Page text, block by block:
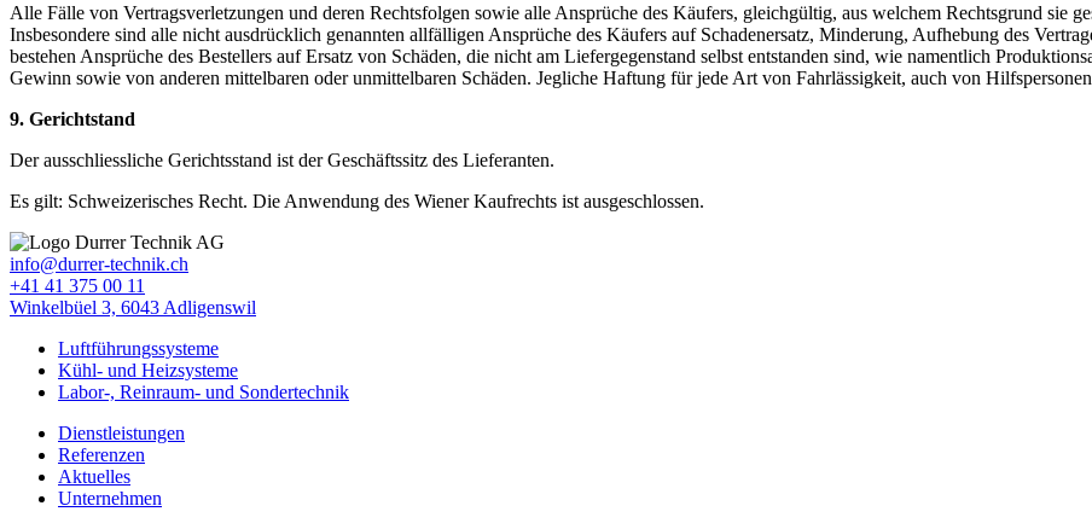
Alle Fälle von Vertragsverletzungen und deren Rechtsfolgen sowie alle Ansprüche des Käufers, gleichgültig, aus welchem Rechtsgrund sie
Insbesondere sind alle nicht ausdrücklich genannten allfälligen Ansprüche des Käufers auf Schadenersatz, Minderung, Aufhebung des
bestehen Ansprüche des Bestellers auf Ersatz von Schäden, die nicht am Liefergegenstand selbst entstanden sind, wie namentlich
Gewinn sowie von anderen mittelbaren oder unmittelbaren Schäden. Jegliche Haftung für jede Art von Fahrlässigkeit, auch von
9. Gerichtstand
Der ausschliessliche Gerichtsstand ist der Geschäftssitz des Lieferanten.
Es gilt: Schweizerisches Recht. Die Anwendung des Wiener Kaufrechts ist ausgeschlossen.
info@durrer-technik.ch
+41 41 375 00 11
Winkelbüel 3, 6043 Adligenswil
Luftführungssysteme
Kühl- und Heizsysteme
Labor-, Reinraum- und Sondertechnik
Dienstleistungen
Referenzen
Aktuelles
Unternehmen